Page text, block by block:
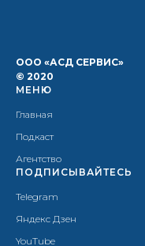
ООО «АСД СЕРВИС»
© 2020
МЕНЮ
Главная
Подкаст
Агентство
ПОДПИСЫВАЙТЕСЬ
Telegram
Яндекс Дзен
YouTube